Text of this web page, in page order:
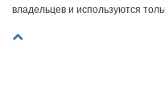
владельцев и используются